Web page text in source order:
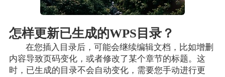
怎样更新已生成的WPS目录？
在您插入目录后，可能会继续编辑文档，比如增删
内容导致页码变化，或者修改了某个章节的标题。这
时，已生成的目录不会自动变化，需要您手动进行更